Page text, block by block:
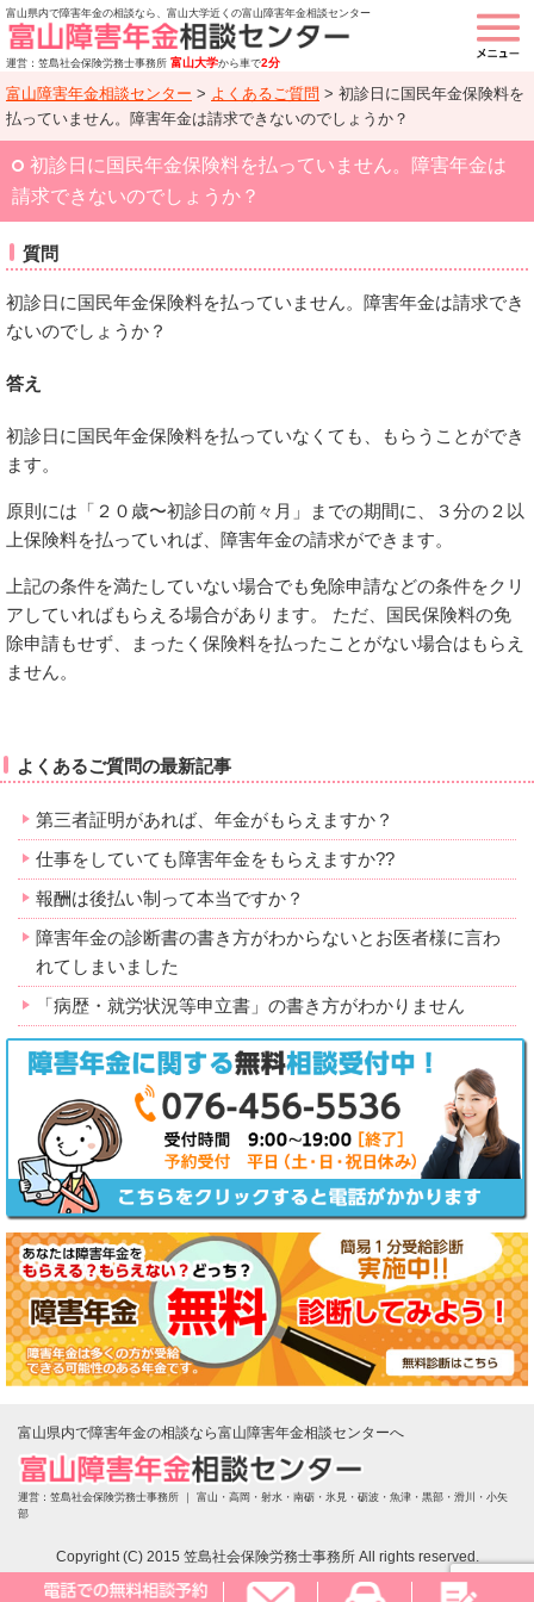
富山県内で障害年金の相談なら、富山大学近くの富山障害年金相談センター
運営：笠島社会保険労務士事務所 富山大学から車で2分
富山障害年金相談センター > よくあるご質問 > 初診日に国民年金保険料を
払っていません。障害年金は請求できないのでしょうか？
初診日に国民年金保険料を払っていません。障害年金は
請求できないのでしょうか？
質問
初診日に国民年金保険料を払っていません。障害年金は請求でき
ないのでしょうか？
答え
初診日に国民年金保険料を払っていなくても、もらうことができ
ます。
原則には「２０歳〜初診日の前々月」までの期間に、３分の２以
上保険料を払っていれば、障害年金の請求ができます。
上記の条件を満たしていない場合でも免除申請などの条件をクリ
アしていればもらえる場合があります。 ただ、国民保険料の免
除申請もせず、まったく保険料を払ったことがない場合はもらえ
ません。
よくあるご質問の最新記事
第三者証明があれば、年金がもらえますか？
仕事をしていても障害年金をもらえますか??
報酬は後払い制って本当ですか？
障害年金の診断書の書き方がわからないとお医者様に言わ
れてしまいました
「病歴・就労状況等申立書」の書き方がわかりません
富山県内で障害年金の相談なら富山障害年金相談センターへ
運営：笠島社会保険労務士事務所 ｜ 富山・高岡・射水・南砺・氷見・砺波・魚津・黒部・滑川・小矢
部
Copyright (C) 2015 笠島社会保険労務士事務所 All rights reserved.